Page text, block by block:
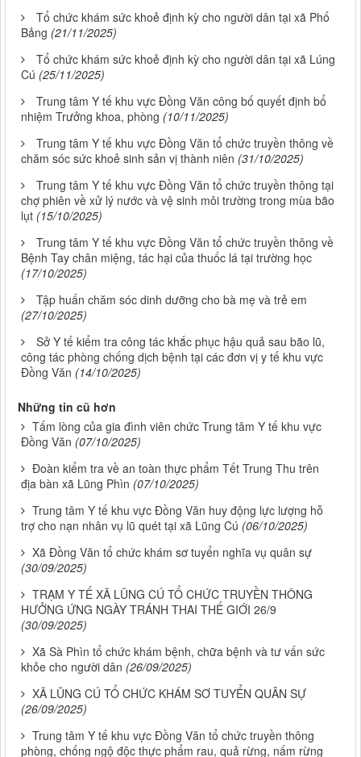
Tổ chức khám sức khoẻ định kỳ cho người dân tại xã Phố
Bảng (21/11/2025)
Tổ chức khám sức khoẻ định kỳ cho người dân tại xã Lúng
Cú (25/11/2025)
Trung tâm Y tế khu vực Đồng Văn công bố quyết định bổ
nhiệm Trưởng khoa, phòng (10/11/2025)
Trung tâm Y tế khu vực Đồng Văn tổ chức truyền thông về
chăm sóc sức khoẻ sinh sản vị thành niên (31/10/2025)
Trung tâm Y tế khu vực Đồng Văn tổ chức truyền thông tại
chợ phiên về xử lý nước và vệ sinh môi trường trong mùa bão
lụt (15/10/2025)
Trung tâm Y tế khu vực Đồng Văn tổ chức truyền thông về
Bệnh Tay chân miệng, tác hại của thuốc lá tại trường học
(17/10/2025)
Tập huấn chăm sóc dinh dưỡng cho bà mẹ và trẻ em
(27/10/2025)
Sở Y tế kiểm tra công tác khắc phục hậu quả sau bão lũ,
công tác phòng chống dịch bệnh tại các đơn vị y tế khu vực
Đồng Văn (14/10/2025)
Những tin cũ hơn
Tấm lòng của gia đình viên chức Trung tâm Y tế khu vực
Đồng Văn (07/10/2025)
Đoàn kiểm tra về an toàn thực phẩm Tết Trung Thu trên
địa bàn xã Lũng Phìn (07/10/2025)
Trung tâm Y tế khu vực Đồng Văn huy động lực lượng hỗ
trợ cho nạn nhân vụ lũ quét tại xã Lũng Cú (06/10/2025)
Xã Đồng Văn tổ chức khám sơ tuyển nghĩa vụ quân sự
(30/09/2025)
TRẠM Y TẾ XÃ LŨNG CÚ TỔ CHỨC TRUYỀN THÔNG
HƯỞNG ỨNG NGÀY TRÁNH THAI THẾ GIỚI 26/9
(30/09/2025)
Xã Sà Phìn tổ chức khám bệnh, chữa bệnh và tư vấn sức
khỏe cho người dân (26/09/2025)
XÃ LŨNG CÚ TỔ CHỨC KHÁM SƠ TUYỂN QUÂN SỰ
(26/09/2025)
Trung tâm Y tế khu vực Đồng Văn tổ chức truyền thông
phòng, chống ngộ độc thực phẩm rau, quả rừng, nấm rừng